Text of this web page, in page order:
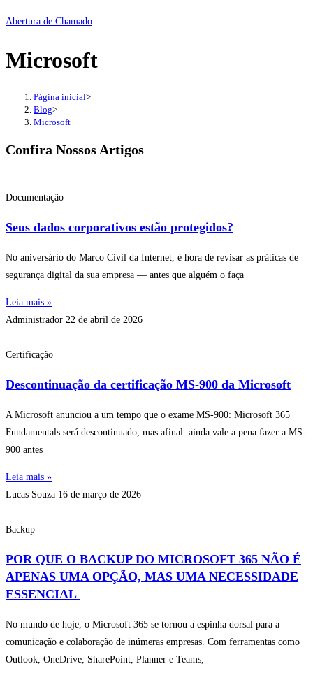
Abertura de Chamado
Microsoft
Página inicial>
Blog>
Microsoft
Confira Nossos Artigos
Documentação
Seus dados corporativos estão protegidos?
No aniversário do Marco Civil da Internet, é hora de revisar as práticas de
segurança digital da sua empresa — antes que alguém o faça
Leia mais »
Administrador 22 de abril de 2026
Certificação
Descontinuação da certificação MS-900 da Microsoft
A Microsoft anunciou a um tempo que o exame MS-900: Microsoft 365
Fundamentals será descontinuado, mas afinal: ainda vale a pena fazer a MS-
900 antes
Leia mais »
Lucas Souza 16 de março de 2026
Backup
POR QUE O BACKUP DO MICROSOFT 365 NÃO É
APENAS UMA OPÇÃO, MAS UMA NECESSIDADE
ESSENCIAL
No mundo de hoje, o Microsoft 365 se tornou a espinha dorsal para a
comunicação e colaboração de inúmeras empresas. Com ferramentas como
Outlook, OneDrive, SharePoint, Planner e Teams,